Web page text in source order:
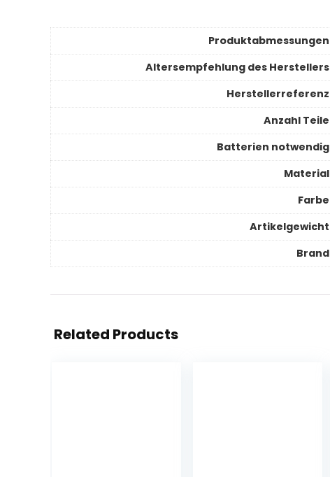
Produktabmessungen
Altersempfehlung des Herstellers
Herstellerreferenz
Anzahl Teile
Batterien notwendig
Material
Farbe
Artikelgewicht
Brand
Related Products